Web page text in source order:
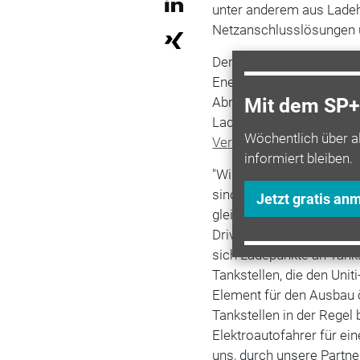
Mit dem
Wöchentlich über
informiert bleiben.
Jetzt gratis
unter anderem aus
Netzanschlusslösungen
Der besondere Fokus
Abrechnungslösungen
Ladesäulenverordnung.
Verbandunterstützt
"Wir sehen großes
sind überzeugt, dass
gleichermaßen
Drive. "Eine E.ON-
sich Ladepunkte an
Tankstellen, die den
Element für den
Tankstellen in der
Elektroautofahrer für
uns, durch unsere